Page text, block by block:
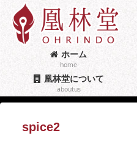
ホーム
home
凰林堂について
aboutus
spice2